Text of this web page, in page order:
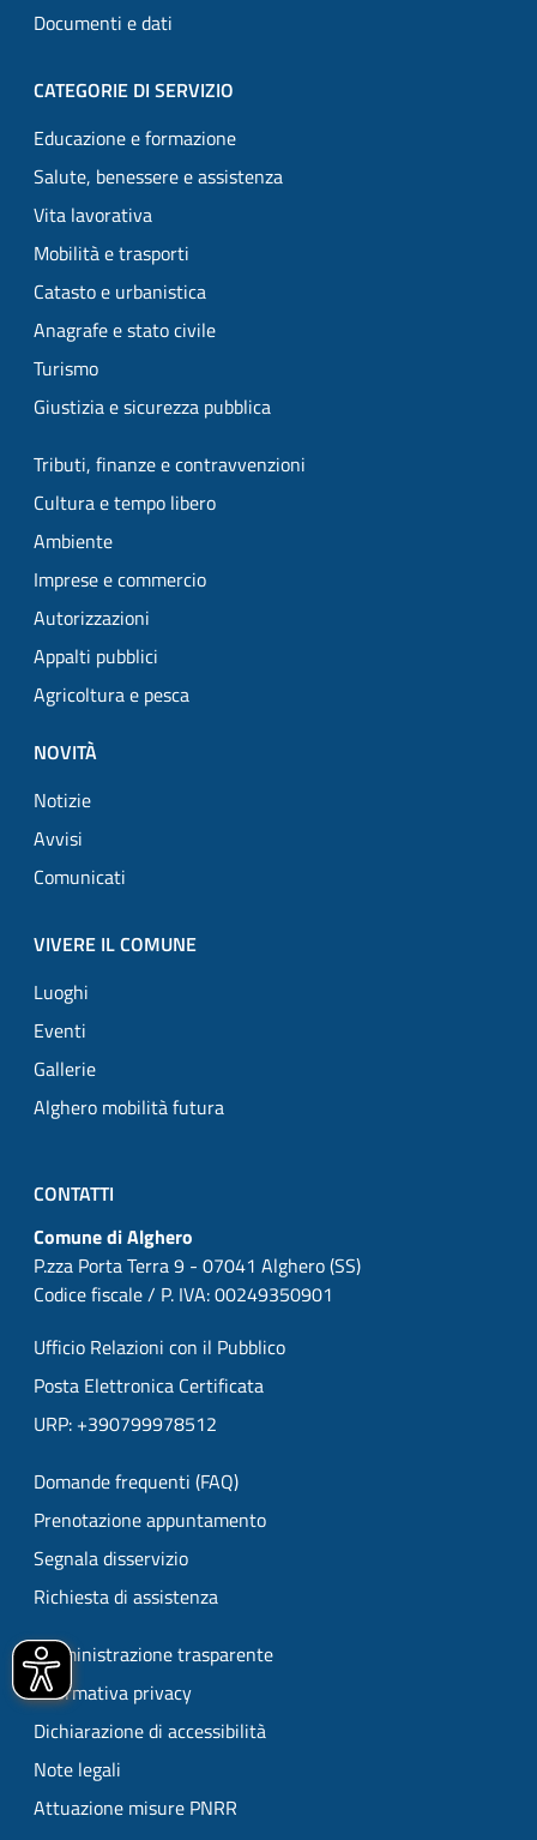
Documenti e dati
CATEGORIE DI SERVIZIO
Educazione e formazione
Salute, benessere e assistenza
Vita lavorativa
Mobilità e trasporti
Catasto e urbanistica
Anagrafe e stato civile
Turismo
Giustizia e sicurezza pubblica
Tributi, finanze e contravvenzioni
Cultura e tempo libero
Ambiente
Imprese e commercio
Autorizzazioni
Appalti pubblici
Agricoltura e pesca
NOVITÀ
Notizie
Avvisi
Comunicati
VIVERE IL COMUNE
Luoghi
Eventi
Gallerie
Alghero mobilità futura
CONTATTI
Comune di Alghero
P.zza Porta Terra 9 - 07041 Alghero (SS)
Codice fiscale / P. IVA: 00249350901
Ufficio Relazioni con il Pubblico
Posta Elettronica Certificata
URP: +390799978512
Domande frequenti (FAQ)
Prenotazione appuntamento
Segnala disservizio
Richiesta di assistenza
Amministrazione trasparente
Informativa privacy
Dichiarazione di accessibilità
Note legali
Attuazione misure PNRR